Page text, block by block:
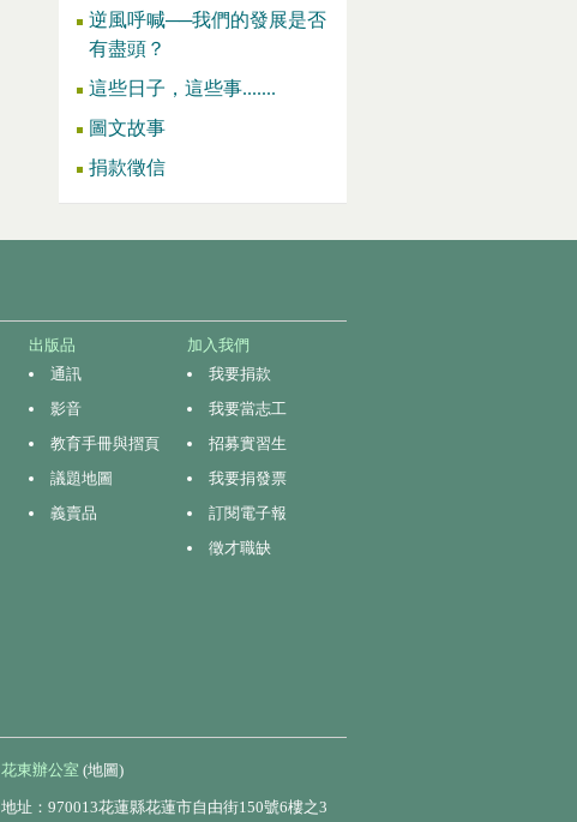
逆風呼喊──我們的發展是否
有盡頭？
這些日子，這些事.......
圖文故事
捐款徵信
出版品
通訊
影音
教育手冊與摺頁
議題地圖
義賣品
加入我們
我要捐款
我要當志工
招募實習生
我要捐發票
訂閱電子報
徵才職缺
花東辦公室 (地圖)
地址：970013花蓮縣花蓮市自由街150號6樓之3